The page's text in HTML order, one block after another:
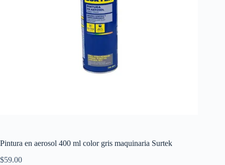
Pintura en aerosol 400 ml color gris maquinaria Surtek
$59.00